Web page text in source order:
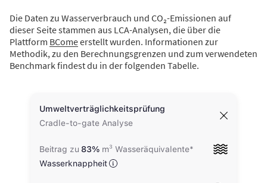
Die Daten zu Wasserverbrauch und CO₂-Emissionen auf
dieser Seite stammen aus LCA-Analysen, die über die
Plattform BComeerstellt wurden. Informationen zur
Methodik, zu den Berechnungsgrenzen und zum verwendeten
Benchmark findest du in der folgenden Tabelle.